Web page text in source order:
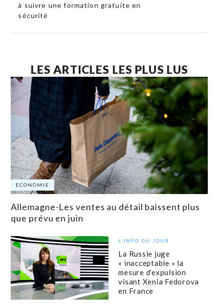
à suivre une formation gratuite en
sécurité
LES ARTICLES LES PLUS LUS
ECONOMIE
Allemagne-Les ventes au détail baissent plus
que prévu en juin
L'INFO DU JOUR
La Russie juge
« inacceptable » la
mesure d’expulsion
visant Xenia Fedorova
en France